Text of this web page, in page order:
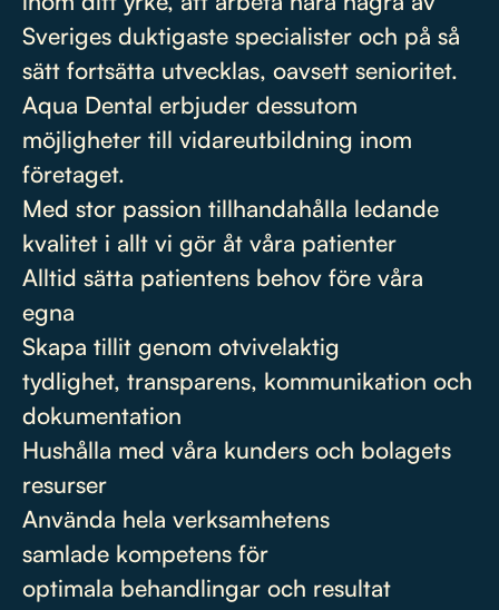
Sveriges duktigaste specialister och på så
sätt fortsätta utvecklas, oavsett senioritet.
Aqua Dental erbjuder dessutom
möjligheter till vidareutbildning inom
företaget.
Med stor passion tillhandahålla ledande
kvalitet i allt vi gör åt våra patienter
Alltid sätta patientens behov före våra
egna
Skapa tillit genom otvivelaktig
tydlighet, transparens, kommunikation och
dokumentation
Hushålla med våra kunders och bolagets
resurser
Använda hela verksamhetens
samlade kompetens för
optimala behandlingar och resultat